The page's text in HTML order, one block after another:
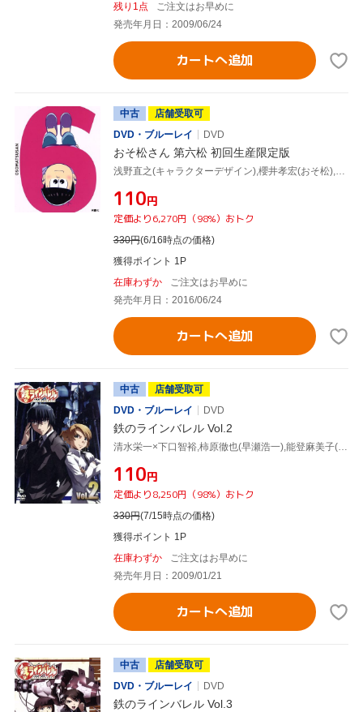
残り1点
ご注文はお早めに
発売年月日：2009/06/24
カートへ追加
中古
店舗受取可
DVD・ブルーレイ
DVD
おそ松さん 第六松 初回生産限定版
浅野直之(キャラクターデザイン),櫻井孝宏(おそ松),中村悠一(カラ松),神谷浩史(チョロ松),橋本由香利(音楽)
¥110円
定価より6,270円（98%）おトク
330円(6/16時点の価格)
獲得ポイント 1P
在庫わずか
ご注文はお早めに
発売年月日：2016/06/24
カートへ追加
中古
店舗受取可
DVD・ブルーレイ
DVD
鉄のラインバレル Vol.2
清水栄一×下口智裕,柿原徹也(早瀬浩一),能登麻美子(城崎絵美),福山潤(加藤久嵩),中村悠一(森次玲二),平井久司(キャラクターデザイン、総作画監督)
¥110円
定価より8,250円（98%）おトク
330円(7/15時点の価格)
獲得ポイント 1P
在庫わずか
ご注文はお早めに
発売年月日：2009/01/21
カートへ追加
中古
店舗受取可
DVD・ブルーレイ
DVD
鉄のラインバレル Vol.3